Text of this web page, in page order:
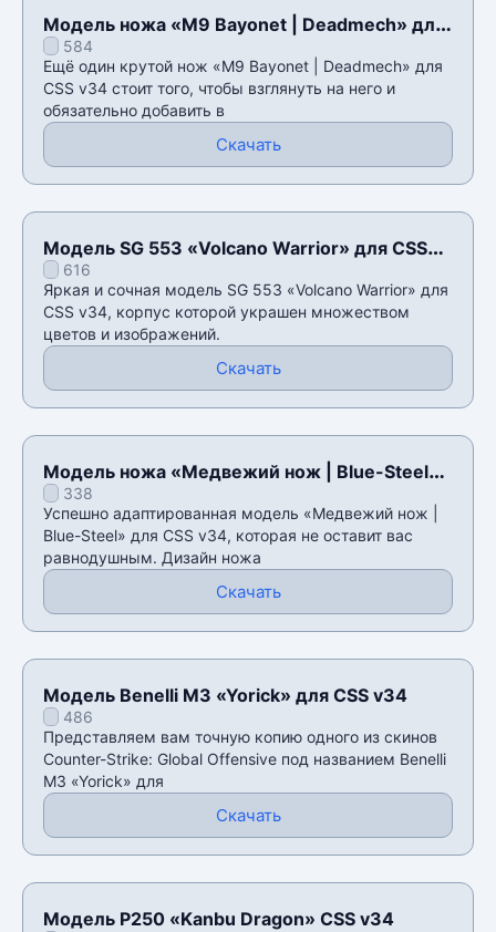
Модель ножа «M9 Bayonet | Deadmech» для
CSS v34
584
Ещё один крутой нож «M9 Bayonet | Deadmech» для
CSS v34 стоит того, чтобы взглянуть на него и
обязательно добавить в
Скачать
Модель SG 553 «Volcano Warrior» для CSS
v34616
Яркая и сочная модель SG 553 «Volcano Warrior» для
CSS v34, корпус которой украшен множеством
цветов и изображений.
Скачать
Модель ножа «Медвежий нож | Blue-Steel»
для CSS v34
338
Успешно адаптированная модель «Медвежий нож |
Blue-Steel» для CSS v34, которая не оставит вас
равнодушным. Дизайн ножа
Скачать
Модель Benelli M3 «Yorick» для CSS v34
486
Представляем вам точную копию одного из скинов
Counter-Strike: Global Offensive под названием Benelli
M3 «Yorick» для
Скачать
Модель P250 «Kanbu Dragon» CSS v34